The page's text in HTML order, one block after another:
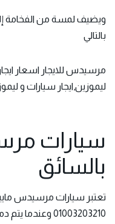
بالتالي
مرسيدس للايجار اسعار
ليموزين,ايجار سيارات و
سيارات
بالسائق
تعتبر سيارات مرسيدس
01003203210